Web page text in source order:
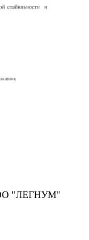
"ЛЕГНУМ"